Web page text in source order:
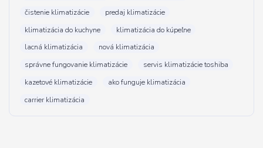
čistenie klimatizácie
predaj klimatizácie
klimatizácia do kuchyne
klimatizácia do kúpeľne
lacná klimatizácia
nová klimatizácia
správne fungovanie klimatizácie
servis klimatizácie toshiba
kazetové klimatizácie
ako funguje klimatizácia
carrier klimatizácia